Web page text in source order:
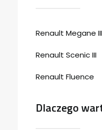
Renault Megane III
Renault Scenic III
Renault Fluence
Dlaczego